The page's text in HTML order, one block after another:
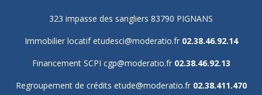
323 impasse des sangliers 83790 PIGNANS
Immobilier locatifetudesci@moderatio.fr 02.38.46.92.14
Financement SCPI cgp@moderatio.fr 02.38.46.92.13
Regroupement de crédits etude@moderatio.fr 02.38.411.470